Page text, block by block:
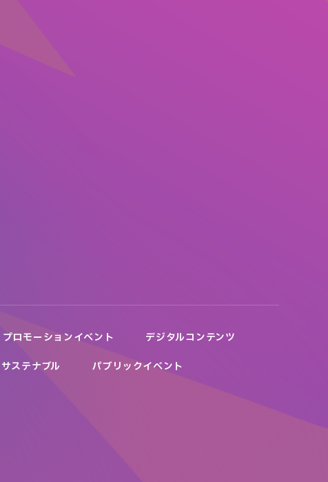
プロモーションイベント
デジタルコンテンツ
サステナブル
パブリックイベント